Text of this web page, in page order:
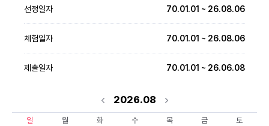
선정일자 70.01.01 ~ 26.08.06
체험일자 70.01.01 ~ 26.08.06
제출일자 70.01.01 ~ 26.06.08
2026.08
일 월 화 수 목 금
토